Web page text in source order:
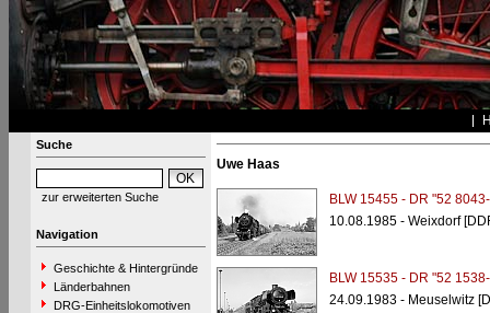
Suche
zur erweiterten Suche
Navigation
Geschichte & Hintergründe
Länderbahnen
DRG-Einheitslokomotiven
Uwe Haas
BLW 15455 - DR "52
10.08.1985 - Weixdorf
BLW 15535 - DR "52
24.09.1983 - Meuselwitz